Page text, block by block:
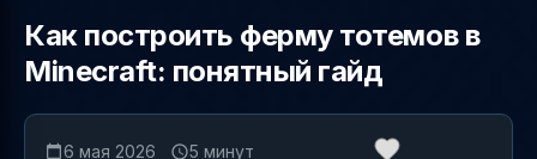
Как построить ферму тотемов в
Minecraft: понятный гайд
6 мая 2026 5 минут